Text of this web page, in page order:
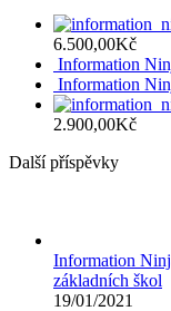
6.500,00Kč
Information
Information
2.900,00Kč
Další příspěvky
Information
základních škol
19/01/2021